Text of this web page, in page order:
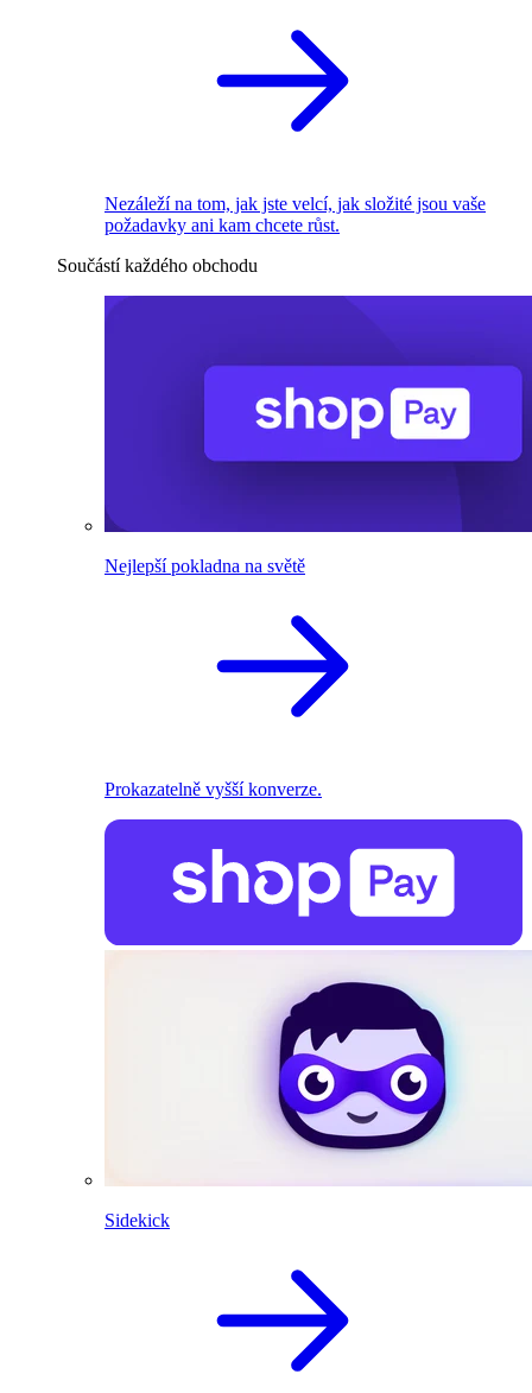
Nezáleží na tom, jak jste velcí, jak složité jsou vaše
požadavky ani kam chcete růst.
Součástí každého obchodu
Nejlepší pokladna na světě
Prokazatelně vyšší konverze.
Sidekick